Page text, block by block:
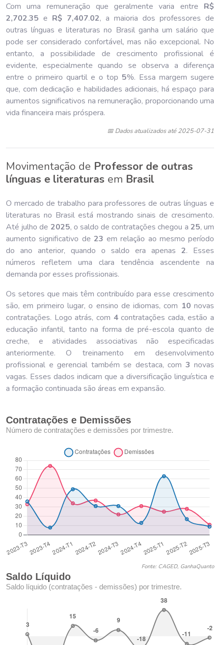
Com uma remuneração que geralmente varia entre R$
2,702.35 e R$ 7,407.02, a maioria dos professores de
outras línguas e literaturas no Brasil ganha um salário que
pode ser considerado confortável, mas não excepcional. No
entanto, a possibilidade de crescimento profissional é
evidente, especialmente quando se observa a diferença
entre o primeiro quartil e o top 5%. Essa margem sugere
que, com dedicação e habilidades adicionais, há espaço para
aumentos significativos na remuneração, proporcionando uma
vida financeira mais próspera.
📅 Dados atualizados até 2025-07-31
Movimentação de Professor de outras
línguas e literaturas em Brasil
O mercado de trabalho para professores de outras línguas e
literaturas no Brasil está mostrando sinais de crescimento.
Até julho de 2025, o saldo de contratações chegou a 25, um
aumento significativo de 23 em relação ao mesmo período
do ano anterior, quando o saldo era apenas 2. Esses
números refletem uma clara tendência ascendente na
demanda por esses profissionais.
Os setores que mais têm contribuído para esse crescimento
são, em primeiro lugar, o ensino de idiomas, com 10 novas
contratações. Logo atrás, com 4contratações cada, estão a
educação infantil, tanto na forma de pré-escola quanto de
creche, e atividades associativas não especificadas
anteriormente. O treinamento em desenvolvimento
profissional e gerencial também se destaca, com 3 novas
vagas. Esses dados indicam que a diversificação linguística e
a formação continuada são áreas em expansão.
Contratações e Demissões
Número de contratações e demissões por trimestre.
Fonte: CAGED, GanhaQuanto
Saldo Líquido
Saldo líquido (contratações - demissões) por trimestre.